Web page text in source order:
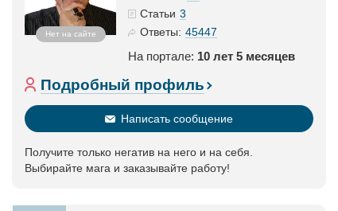
Нет на сайте
Статьи 3
Ответы: 45447
На портале: 10 лет 5 месяцев
Подробный профиль
Написать сообщение
Получите только негатив на него и на себя.
Выбирайте мага и заказывайте работу!